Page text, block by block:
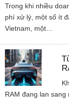
Trong khi nhiều
phí xử lý, một số ít
Vietnam, một…
RAM đang lan